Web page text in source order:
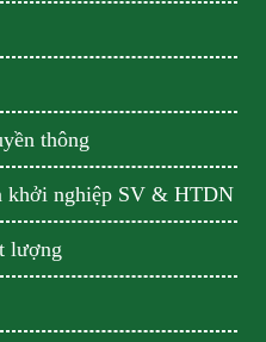
thông
khởi nghiệp SV & HTDN
lượng